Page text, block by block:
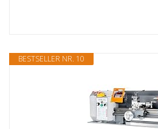
BESTSELLER NR. 10